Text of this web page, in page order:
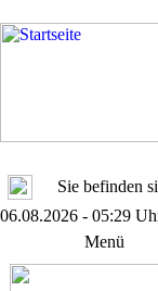
Sie befinden
06.08.2026 - 05:29
Menü